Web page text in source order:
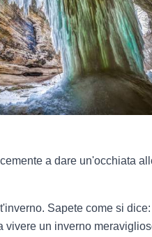
a dare un'occhiata
Sapete come si
vivere un inverno